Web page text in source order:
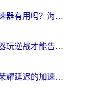
在国外玩塔瑞斯世界加速器有用吗？海外玩家亲测后的真实答案
身在海外，用什么加速器玩逆战才能告别延迟？
海外党必看：解决王者荣耀延迟的加速器终极指南——从EVE到猫和老鼠，一个工具全搞定